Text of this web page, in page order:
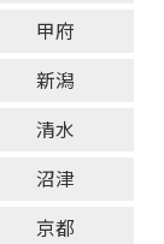
甲府
新潟
清水
沼津
京都